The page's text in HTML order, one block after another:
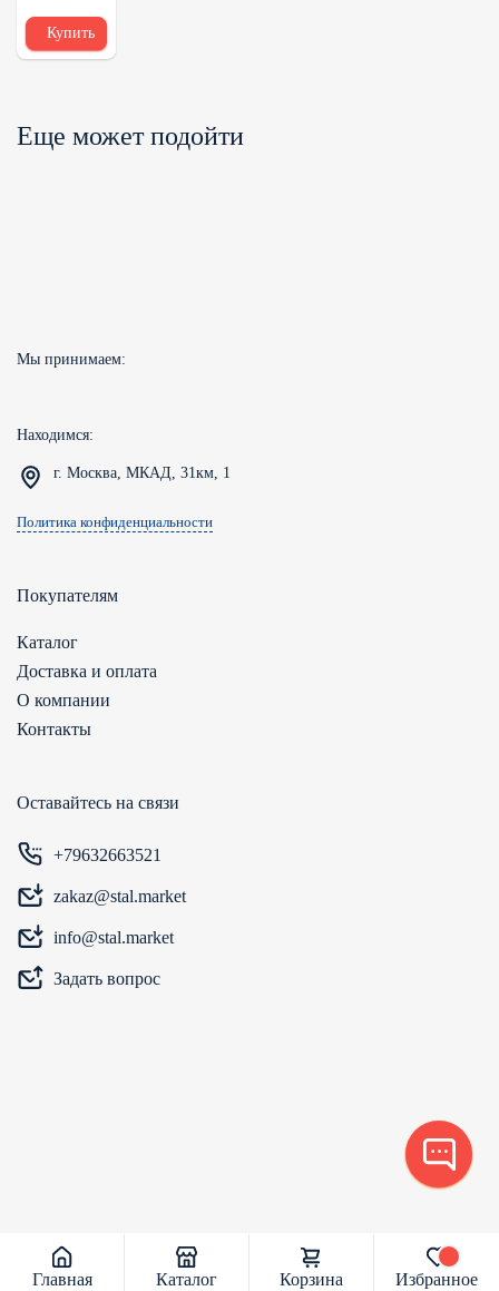
DIFA-5148
1000428205
612630010239
Купить
Еще может подойти
Мы принимаем:
Находимся:
г. Москва, МКАД, 31км, 1
Политика конфиденциальности
Покупателям
Каталог
Доставка и оплата
О компании
Контакты
Оставайтесь на связи
+79632663521
zakaz@stal.market
info@stal.market
Задать вопрос
Главная Каталог Корзина Избранное